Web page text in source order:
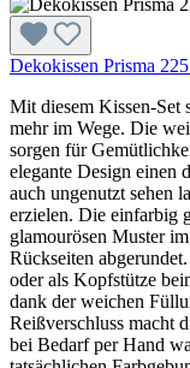
Dekokissen Prisma
Mit diesem Kissen-Set
mehr im Wege. Die
sorgen für
elegante Design einen
auch ungenutzt sehen
erzielen. Die einfarbig
glamourösen Muster
Rückseiten
oder als Kopfstütze
dank der weichen
Reißverschluss macht
bei Bedarf per Hand